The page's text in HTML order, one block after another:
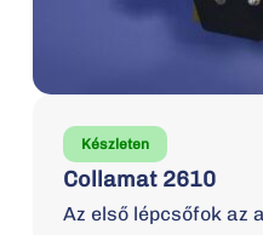
Collamat 2610
Készleten
Az első lépcsőfok az